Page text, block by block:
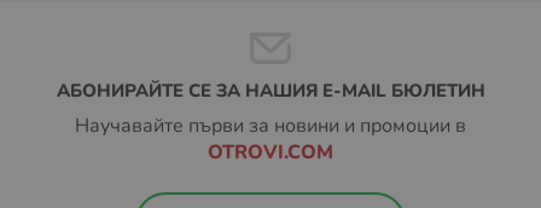
АБОНИРАЙТЕ СЕ ЗА НАШИЯ E-MAIL БЮЛЕТИН
Научавайте първи за новини и промоции в
OTROVI.COM